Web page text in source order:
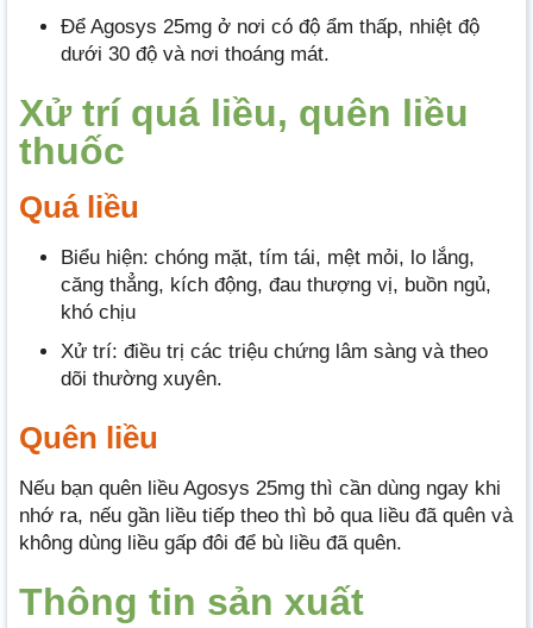
Để Agosys 25mg ở nơi có độ ẩm thấp, nhiệt độ
dưới 30 độ và nơi thoáng mát.
Xử trí quá liều, quên liều
thuốc
Quá liều
Biểu hiện: chóng mặt, tím tái, mệt mỏi, lo lắng,
căng thẳng, kích động, đau thượng vị, buồn ngủ,
khó chịu
Xử trí: điều trị các triệu chứng lâm sàng và theo
dõi thường xuyên.
Quên liều
Nếu bạn quên liều Agosys 25mg thì cần dùng ngay khi
nhớ ra, nếu gần liều tiếp theo thì bỏ qua liều đã quên và
không dùng liều gấp đôi để bù liều đã quên.
Thông tin sản xuất